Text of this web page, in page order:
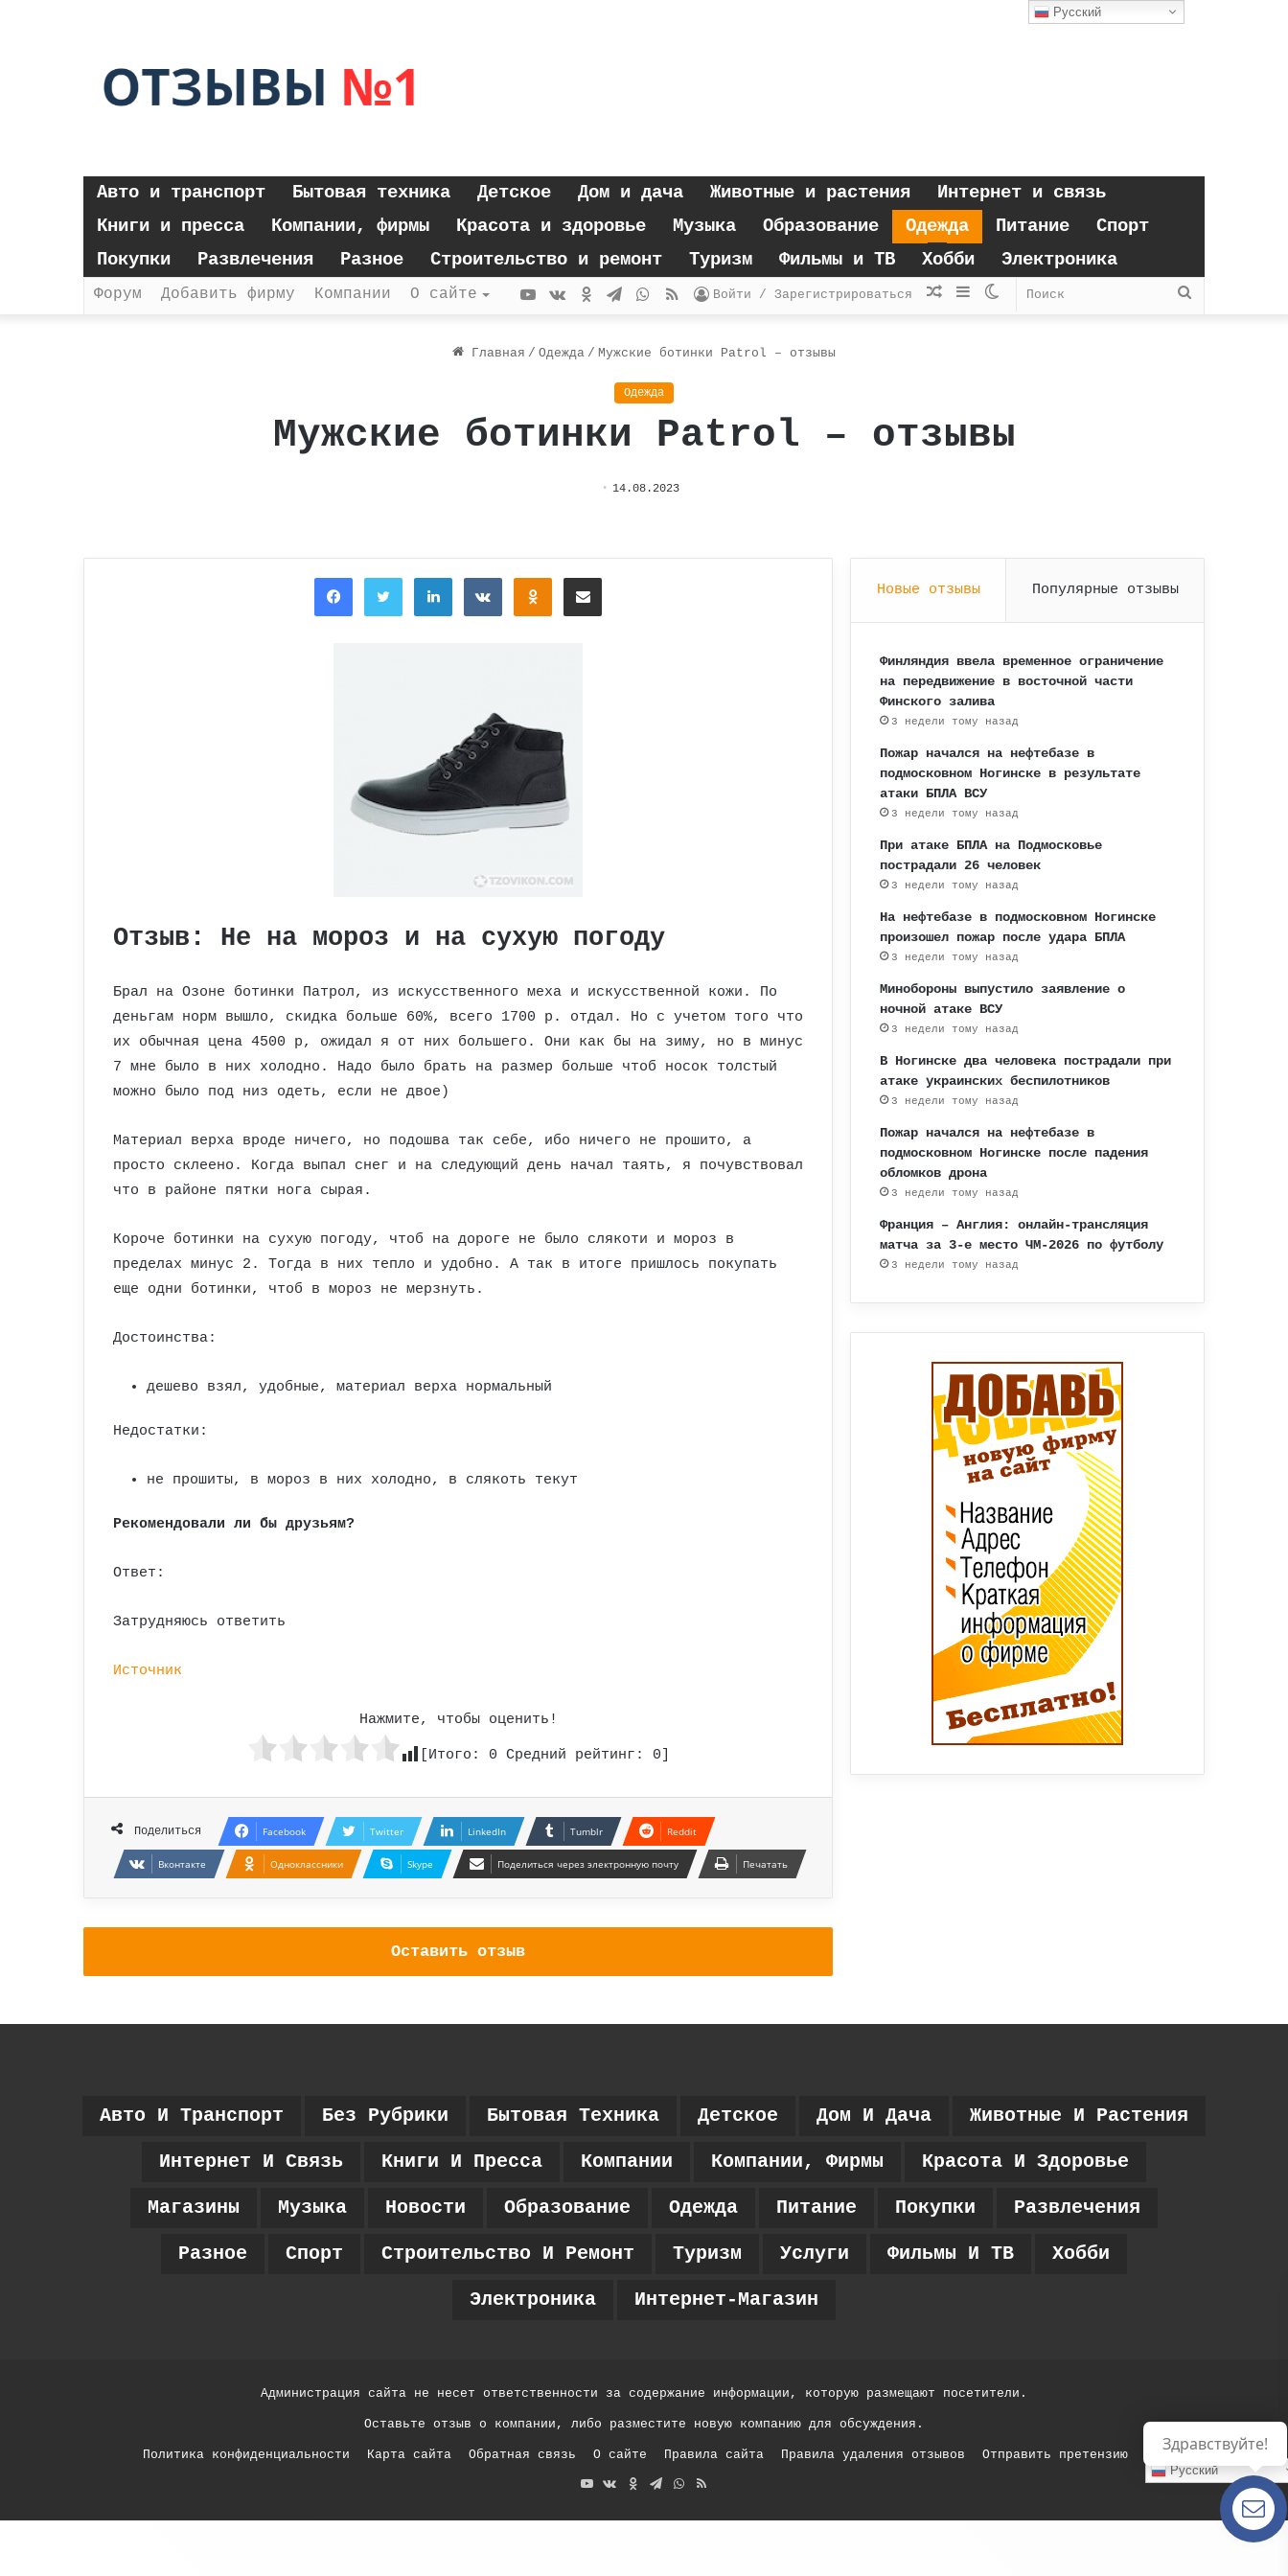
Авто и транспорт Бытовая техника Детское Дом и дача Животные и растения
Интернет и связь
Книги и пресса
Компании, фирмы Красота и здоровье Музыка Образование Одежда Питание
Спорт
Покупки
Развлечения Разное Строительство и ремонт Туризм Фильмы и ТВ Хобби Электроника
Форум Добавить фирму Компании О сайте Поиск
Switch
Sidebar
Случайная
Войти / Зарегистрироваться
RSS
WhatsApp
Telegram
Одноклассники
vk.com
YouTube
Главная / Одежда / Мужские ботинки Patrol – отзывы
Одежда
Мужские ботинки Patrol – отзывы
14.08.2023
FacebookTwitterLinkedInВконтактеОдноклассники
Поделиться через электронную почту
Отзыв: Не на мороз и на сухую погоду
Брал на Озоне ботинки Патрол, из искусственного меха и искусственной кожи. По
деньгам норм вышло, скидка больше 60%, всего 1700 р. отдал. Но с учетом того что
их обычная цена 4500 р, ожидал я от них большего. Они как бы на зиму, но в минус
7 мне было в них холодно. Надо было брать на размер больше чтоб носок толстый
можно было под низ одеть, если не двое)
Материал верха вроде ничего, но подошва так себе, ибо ничего не прошито, а
просто склеено. Когда выпал снег и на следующий день начал таять, я почувствовал
что в районе пятки нога сырая.
Короче ботинки на сухую погоду, чтоб на дороге не было слякоти и мороз в
пределах минус 2. Тогда в них тепло и удобно. А так в итоге пришлось покупать
еще одни ботинки, чтоб в мороз не мерзнуть.
Достоинства:
дешево взял, удобные, материал верха нормальный
Недостатки:
не прошиты, в мороз в них холодно, в слякоть текут
Рекомендовали ли бы друзьям?
Ответ:
Затрудняюсь ответить
Источник
Нажмите, чтобы оценить!
[Итого: 0 Средний рейтинг: 0
Поделиться Facebook Twitter LinkedIn Tumblr Reddit
Вконтакте Одноклассники Skype Поделиться через электронную почту Печатать
Оставить отзыв
Новые отзывы Популярные отзывы
Финляндия ввела временное ограничение
на передвижение в восточной части
Финского залива
3 недели тому назад
Пожар начался на нефтебазе в
подмосковном Ногинске в результате
атаки БПЛА ВСУ
3 недели тому назад
При атаке БПЛА на Подмосковье
пострадали 26 человек
3 недели тому назад
На нефтебазе в подмосковном Ногинске
произошел пожар после удара БПЛА
3 недели тому назад
Минобороны выпустило заявление о
ночной атаке ВСУ
3 недели тому назад
В Ногинске два человека пострадали при
атаке украинских беспилотников
3 недели тому назад
Пожар начался на нефтебазе в
подмосковном Ногинске после падения
обломков дрона
3 недели тому назад
Франция – Англия: онлайн-трансляция
матча за 3-е место ЧМ-2026 по футболу
3 недели тому назад
Авто И Транспорт Без Рубрики Бытовая Техника Детское Дом И Дача Животные И Растения
Интернет И Связь Книги И Пресса Компании Компании, Фирмы Красота И Здоровье
Магазины Музыка Новости Образование Одежда Питание Покупки Развлечения
Разное Спорт Строительство И Ремонт Туризм Услуги Фильмы И ТВ Хобби
Электроника Интернет-Магазин
Администрация сайта не несет ответственности за содержание информации, которую размещают посетители.
Оставьте отзыв о компании, либо разместите новую компанию для обсуждения.
Политика конфиденциальности Карта сайта Обратная связь О сайте Правила сайта Правила удаления отзывов
Отправить претензию
Русский
YouTubevk.com
Одноклассники
Telegram
WhatsApp
RSS
Русский
Есть
вопросы?
Здравствуйте!